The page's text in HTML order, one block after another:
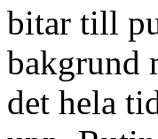
bitar till
bakgrund
det hela